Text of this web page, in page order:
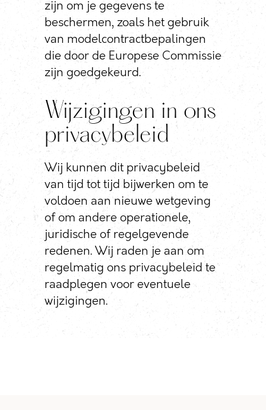
zijn om je gegevens te
beschermen, zoals het gebruik
van modelcontractbepalingen
die door de Europese Commissie
zijn goedgekeurd.
Wijzigingen in ons
privacybeleid
Wij kunnen dit privacybeleid
van tijd tot tijd bijwerken om te
voldoen aan nieuwe wetgeving
of om andere operationele,
juridische of regelgevende
redenen. Wij raden je aan om
regelmatig ons privacybeleid te
raadplegen voor eventuele
wijzigingen.